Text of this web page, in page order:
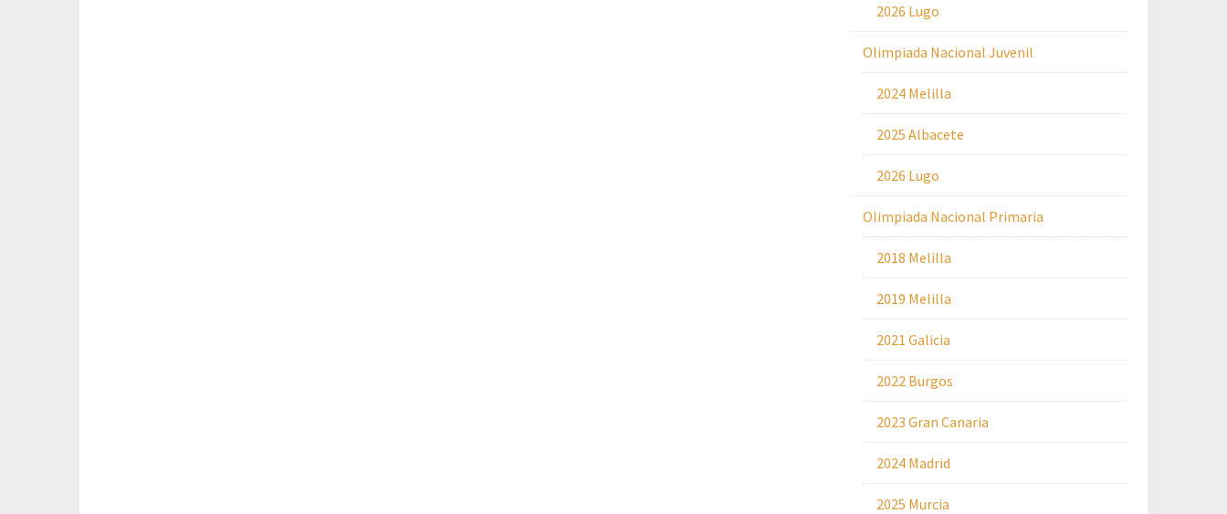
2026 Lugo
Olimpiada Nacional Juvenil
2024 Melilla
2025 Albacete
2026 Lugo
Olimpiada Nacional Primaria
2018 Melilla
2019 Melilla
2021 Galicia
2022 Burgos
2023 Gran Canaria
2024 Madrid
2025 Murcia